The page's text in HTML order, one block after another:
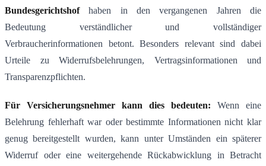
Bundesgerichtshofhaben in den vergangenen Jahren die
Bedeutung verständlicher und vollständiger
Verbraucherinformationen betont. Besonders relevant sind dabei
Urteile zu Widerrufsbelehrungen, Vertragsinformationen und
Transparenzpflichten.
Für Versicherungsnehmer kann dies bedeuten: Wenn eine
Belehrung fehlerhaft war oder bestimmte Informationen nicht klar
genug bereitgestellt wurden, kann unter Umständen ein späterer
Widerruf oder eine weitergehende Rückabwicklung in Betracht